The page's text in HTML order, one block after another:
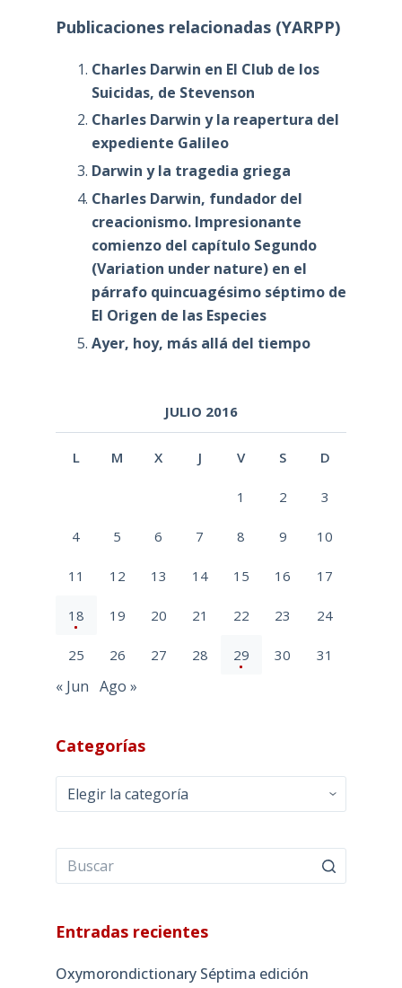
Publicaciones relacionadas (YARPP)
Charles Darwin en El Club de los
Suicidas, de Stevenson
Charles Darwin y la reapertura del
expediente Galileo
Darwin y la tragedia griega
Charles Darwin, fundador del
creacionismo. Impresionante
comienzo del capítulo Segundo
(Variation under nature) en el
párrafo quincuagésimo séptimo de
El Origen de las Especies
Ayer, hoy, más allá del tiempo
JULIO 2016
L M X J V S D
1 2 3
4 5 6 7 8 9 10
11 12 13 14 15 16 17
18 19 20 21 22 23 24
25 26 27 28 29 30 31
« Jun Ago »
Categorías
Categorías
Entradas recientes
Oxymorondictionary Séptima edición